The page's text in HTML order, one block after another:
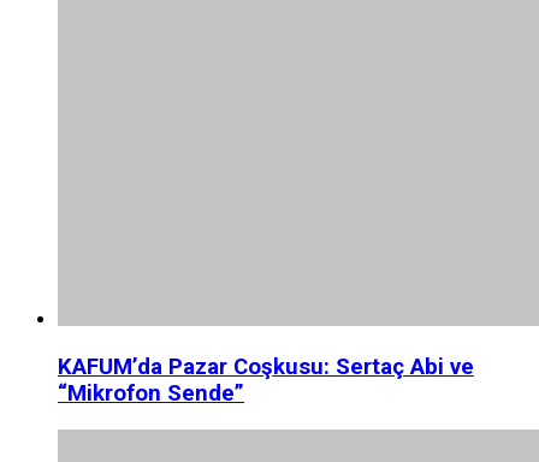
KAFUM’da Pazar Coşkusu: Sertaç Abi ve
“Mikrofon Sende”